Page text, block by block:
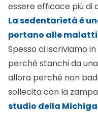
essere efficace più di
La sedentarietà è
portano alle
Spesso ci iscriviamo
perché stanchi da
allora perché non
sollecita con la
studio della